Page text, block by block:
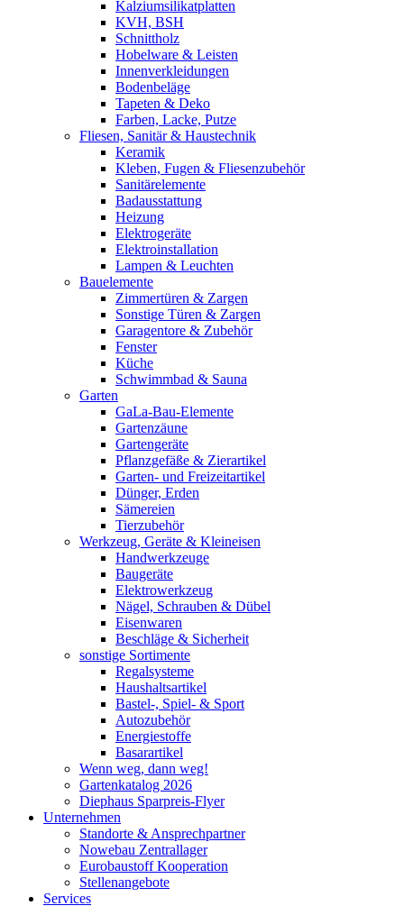
Kalziumsilikatplatten
KVH, BSH
Schnittholz
Hobelware & Leisten
Innenverkleidungen
Bodenbeläge
Tapeten & Deko
Farben, Lacke, Putze
Fliesen, Sanitär & Haustechnik
Keramik
Kleben, Fugen & Fliesenzubehör
Sanitärelemente
Badausstattung
Heizung
Elektrogeräte
Elektroinstallation
Lampen & Leuchten
Bauelemente
Zimmertüren & Zargen
Sonstige Türen & Zargen
Garagentore & Zubehör
Fenster
Küche
Schwimmbad & Sauna
Garten
GaLa-Bau-Elemente
Gartenzäune
Gartengeräte
Pflanzgefäße & Zierartikel
Garten- und Freizeitartikel
Dünger, Erden
Sämereien
Tierzubehör
Werkzeug, Geräte & Kleineisen
Handwerkzeuge
Baugeräte
Elektrowerkzeug
Nägel, Schrauben & Dübel
Eisenwaren
Beschläge & Sicherheit
sonstige Sortimente
Regalsysteme
Haushaltsartikel
Bastel-, Spiel- & Sport
Autozubehör
Energiestoffe
Basarartikel
Wenn weg, dann weg!
Gartenkatalog 2026
Diephaus Sparpreis-Flyer
Unternehmen
Standorte & Ansprechpartner
Nowebau Zentrallager
Eurobaustoff Kooperation
Stellenangebote
Services